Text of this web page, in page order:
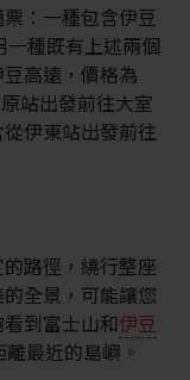
：一種包含伊豆
種既有上述兩個
高遠，價格為
站出發前往大室
伊東站出發前往
路徑，繞行整座
全景，可能讓您
到富士山和伊豆
最近的島嶼。